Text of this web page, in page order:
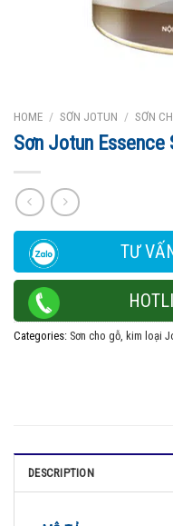
HOME / SƠN JOTUN / SƠN
Sơn Jotun Essence
TƯ
Categories: Sơn cho gỗ, kim loại
DESCRIPTION